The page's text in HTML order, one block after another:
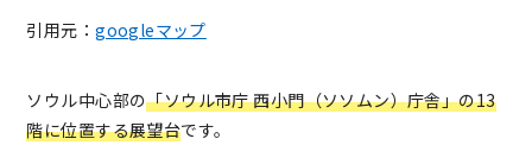
引用元：googleマップ
ソウル中心部の「ソウル市庁 西小門（ソソムン）庁舎」の13
階に位置する展望台です。